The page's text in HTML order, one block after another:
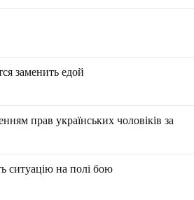
заменить едой
прав українських чоловіків за
ситуацію на полі бою